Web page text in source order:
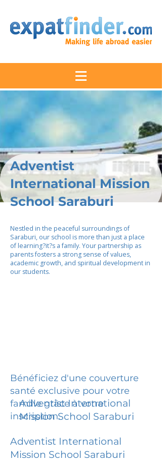
Adventist
International Mission
School Saraburi
Nestled in the peaceful surroundings of
Saraburi, our school is more than just a place
of learning?it?s a family. Your partnership as
parents fosters a strong sense of values,
academic growth, and spiritual development in
our students.
Bénéficiez d'une couverture
santé exclusive pour votre
famille grâce à votre
inscription.
Adventist International
Mission School Saraburi
Adventist International
Mission School Saraburi